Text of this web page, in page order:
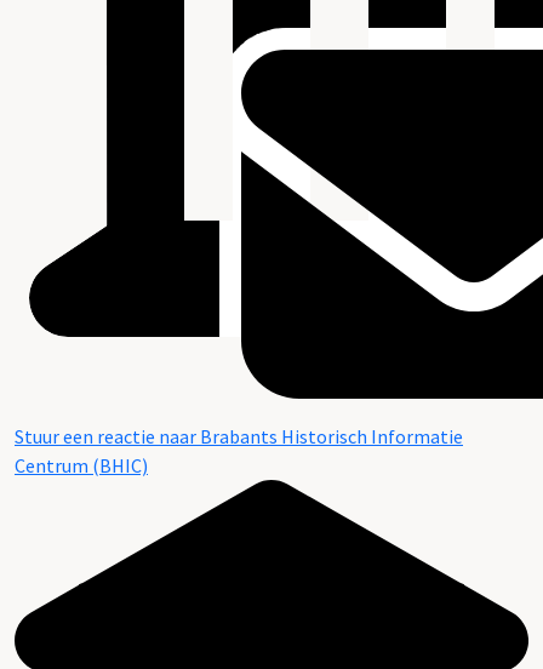
Stuur een reactie naar Brabants Historisch Informatie
Centrum (BHIC)